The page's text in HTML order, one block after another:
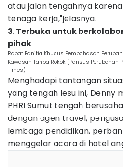
atau jalan tengahnya
tenaga kerja,"jelasnya.
3. Terbuka untuk
pihak
Rapat Panitia Khusus Pembahasan
Kawasan Tanpa Rokok (Pansus Perubahan
Times)
Menghadapi tantangan
yang tengah lesu ini, Denny
PHRI Sumut tengah
dengan agen travel,
lembaga pendidikan,
menggelar acara di hotel